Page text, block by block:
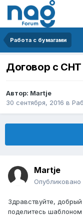
Работа с бумагами
Договор с СНТ
Автор: Martje
30 сентября, 2016 в
Martje
Опубликовано
Здравствуйте,
поделитесь